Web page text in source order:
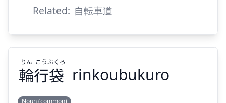
Show answer
Suspend
Related: 自転車道
輪行袋
りん こうぶくろ
rinkoubukuro
Noun (common)